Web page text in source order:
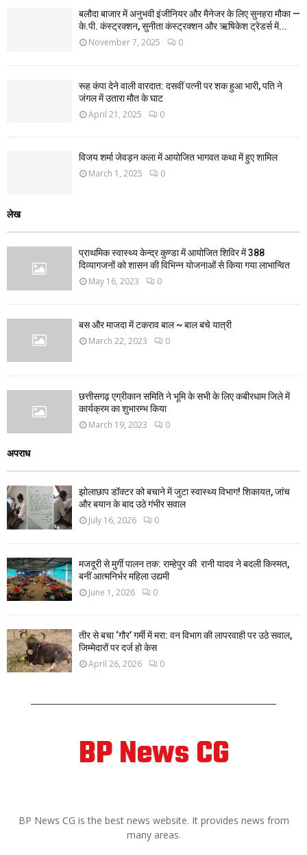
बलौदा बाजार में अनुभवी इंजीनियर और मैनेजर के लिए सुनहरा मौका —
के.पी. कंस्ट्रक्शन, सुनीता कंस्ट्रक्शन और ऋषिकेश ट्रेडर्स में...
November 7, 2025 0
रूह कंपा देने वाली वारदात: दसवीं पत्नी पर शक हुआ भारी, पति ने
जंगल में उतारा मौत के घाट
April 21, 2025 0
विजय शर्मा जेवड़न कला में आयोजित भागवत कथा में हुए शामिल
March 1, 2025 0
लेख
प्राथमिक स्वास्थ्य केन्द्र कुण्डा में आयोजित शिविर में 388
दिव्यागजनों को शासन की विभिन्न योजनाओं से किया गया लाभान्वित
May 16, 2023 0
बस और माजदा में टकराव बाल ~ बाल बचे यात्री
March 22, 2023 0
छत्तीसगढ़ एग्रीकान समिति ने भूमि के सभी के लिए कबीरधाम जिले में
कार्यक्रम का शुभारम्भ किया
March 19, 2023 0
अपराध
झोलाछाप डॉक्टर को बचाने में जुटा स्वास्थ्य विभाग! शिकायत, जांच
और बयान के बाद उठे गंभीर सवाल
July 16, 2026 0
मजदूरी से मुर्गी पालन तक: राम्हेपुर की रानी यादव ने बदली किस्मत,
बनीं आत्मनिर्भर महिला उद्यमी
June 1, 2026 0
तीर से बचा ‘गौर’ गर्मी में मरा: वन विभाग की लापरवाही पर उठे सवाल,
जिम्मेदारों पर दर्ज हो केस
April 26, 2026 0
BP News CG
BP News CG is the best news website. It provides news from
many areas.